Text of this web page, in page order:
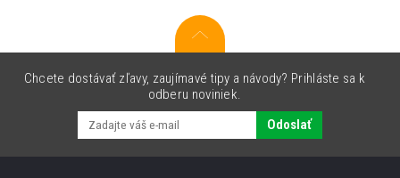
Chcete dostávať zľavy, zaujímavé tipy a návody? Prihláste sa k
odberu noviniek.
Odoslať